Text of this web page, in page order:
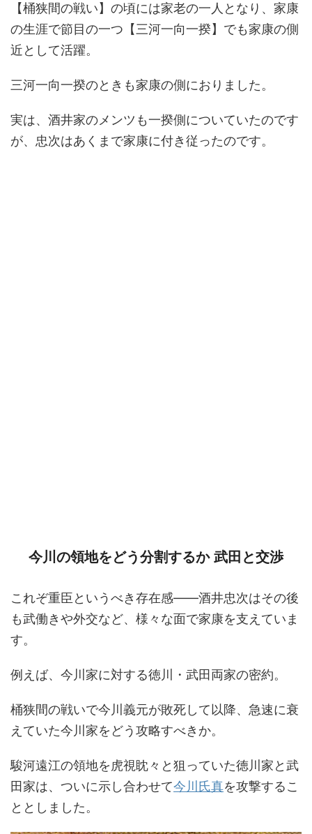
【桶狭間の戦い】の頃には家老の一人となり、家康
の生涯で節目の一つ【三河一向一揆】でも家康の側
近として活躍。
三河一向一揆のときも家康の側におりました。
実は、酒井家のメンツも一揆側についていたのです
が、忠次はあくまで家康に付き従ったのです。
今川の領地をどう分割するか 武田と交渉
これぞ重臣というべき存在感――酒井忠次はその後
も武働きや外交など、様々な面で家康を支えていま
す。
例えば、今川家に対する徳川・武田両家の密約。
桶狭間の戦いで今川義元が敗死して以降、急速に衰
えていた今川家をどう攻略すべきか。
駿河遠江の領地を虎視眈々と狙っていた徳川家と武
田家は、ついに示し合わせて今川氏真を攻撃するこ
ととしました。